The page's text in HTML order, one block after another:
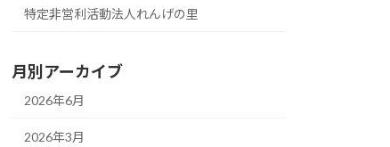
特定非営利活動法人れんげの里
月別アーカイブ
2026年6月
2026年3月